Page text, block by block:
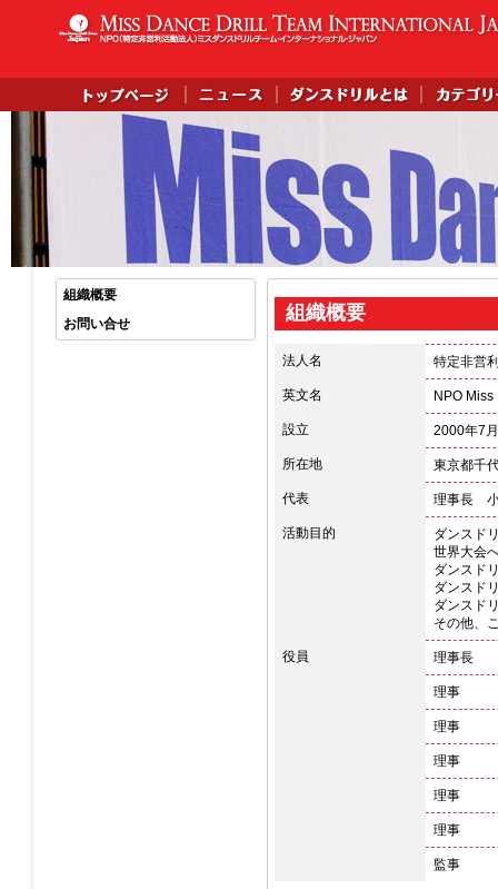
組織概要
お問い合せ
組織概要
法人名 特定非営
英文名 NPO
設立 2000年7月
所在地 東京都千
代表 理事長
活動目的
ダンスド
世界大会
ダンスド
ダンスド
ダンスド
その他、
役員 理事長
理事
理事
理事
理事
理事
監事